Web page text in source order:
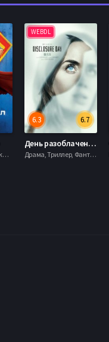
Боевик , Драма, Приключения, Фантастика,
WEBDL
6.7
6.3
День разоблачения (2026)
Драма, Триллер, Фантастика,